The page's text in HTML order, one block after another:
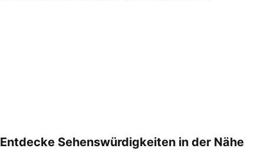
Entdecke Sehenswürdigkeiten in der Nähe